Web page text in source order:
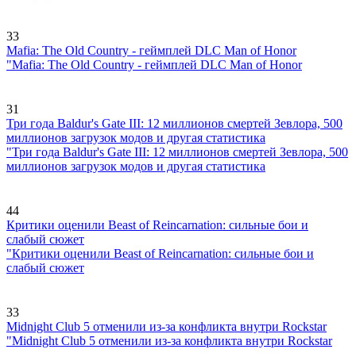
33
Mafia: The Old Country - геймплей DLC Man of Honor
"Mafia: The Old Country - геймплей DLC Man of Honor
31
Три года Baldur's Gate III: 12 миллионов смертей Зевлора, 500
миллионов загрузок модов и другая статистика
"Три года Baldur's Gate III: 12 миллионов смертей Зевлора, 500
миллионов загрузок модов и другая статистика
44
Критики оценили Beast of Reincarnation: сильные бои и
слабый сюжет
"Критики оценили Beast of Reincarnation: сильные бои и
слабый сюжет
33
Midnight Club 5 отменили из-за конфликта внутри Rockstar
"Midnight Club 5 отменили из-за конфликта внутри Rockstar